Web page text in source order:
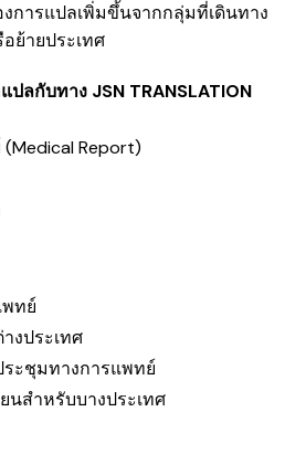
การแปลเพิ่มขึ้นจากกลุ่มที่เดินทาง
ย้ายประเทศ
ลกับทาง JSN TRANSLATION
Report)
ทย์
งประเทศ
ะชุมทางการแพทย์
นสำหรับบางประเทศ